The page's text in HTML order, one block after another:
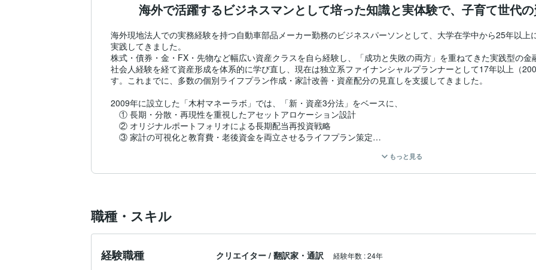
海外で活躍するビジネスマンとして培った知識と実体験で、子育て世代
海外現地法人での実務経験を持つ自動車部品メーカー勤務のビジネスパーソンとして、大学在学中から25年以上
実践してきました。
株式・債券・金・FX・先物など幅広い資産クラスを自ら経験し、「成功と失敗の両方」を重ねてきた実践型の金
社会人経験を経て資産形成を体系的に学び直し、現在は独立系ファイナンシャルプランナーとして17年以上（
す。これまでに、多数の個別ライフプラン作成・家計改善・資産配分の見直しを支援してきました。
2009年に設立した「木村マネーラボ」では、「新・資産3分法」をベースに、
① 長期・分散・再現性を重視したアセットアロケーション設計
② オリジナルポートフォリオによる長期配当再投資戦略
③ 家計の可視化と教育費・老後資金を両立させるライフプラン策定
特に、
といったお悩みに対し、数字と仕組みで「続けられるお金の戦略」を構築できることが強みです。
自身も家庭・仕事・資産形成を同時に進めてきた当事者として、机上の空論ではない現実的なアドバイスを大切に
10年後、20年後に「あの時に相談して本当に良かった！」と思っていただける支援を使命としています。
もっと見る
職種・スキル
経験職種 クリエイター / 翻訳家・通訳 経験年数 :24年